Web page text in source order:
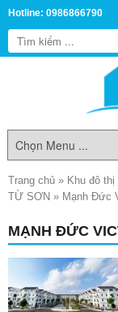
Hotline: 0986866790
Trang chủ » Khu đô
TỪ SƠN » Mạnh Đức
MẠNH ĐỨC